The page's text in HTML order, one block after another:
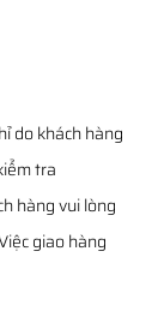
do khách hàng
tra
hàng vui lòng
giao hàng